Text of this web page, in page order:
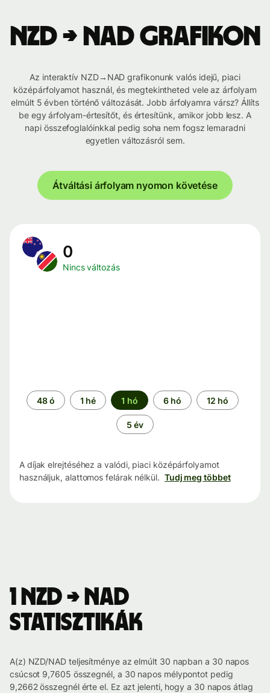
NZD → NAD grafikon
Az interaktív NZD→NAD grafikonunk valós idejű, piaci
középárfolyamot használ, és megtekintheted vele az árfolyam
elmúlt 5 évben történő változását. Jobb árfolyamra vársz? Állíts
be egy árfolyam-értesítőt, és értesítünk, amikor jobb lesz. A
napi összefoglalóinkkal pedig soha nem fogsz lemaradni
egyetlen változásról sem.
Átváltási árfolyam nyomon követése
0
Nincs változás
Időszak
48 ó 1 hé 1 hó 6 hó 12 hó
5 év
A díjak elrejtéséhez a valódi, piaci középárfolyamot
használjuk, alattomos felárak nélkül. Tudj meg többet
1 NZD → NAD
statisztikák
A(z) NZD/NAD teljesítménye az elmúlt 30 napban a 30 napos
csúcsot 9,7605 összegnél, a 30 napos mélypontot pedig
9,2662 összegnél érte el. Ez azt jelenti, hogy a 30 napos átlag